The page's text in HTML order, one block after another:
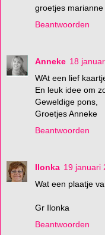
groetjes marianne
Beantwoorden
Anneke 18
WAt een lief
En leuk idee om
Geweldige pons,
Groetjes Anneke
Beantwoorden
Ilonka 19 januari
Wat een plaatje
Gr Ilonka
Beantwoorden